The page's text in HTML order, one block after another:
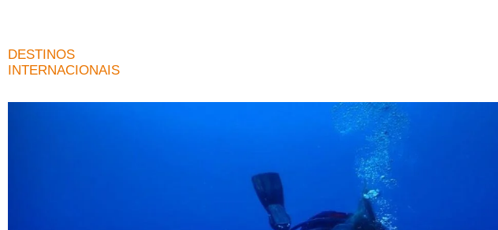
DESTINOS
INTERNACIONAIS